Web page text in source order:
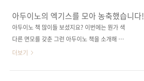
순서대로, 결과는 완제품-DIY의 순서로 나열하
여 진행하였습니다. 그 결과... 두구두구두구! 당
첨되신 분들 축하합니다! 배송을 위해서 정보를
아래 공간에 입력을 ..
제공해 주신 아두이노 호환 보드 키트를 추첨하
여 드릴 예정이니 많은 응모를 부탁합니다. # 응
모 기간 : 2014-05-21 ~ 2014-05-30 # 당첨
얼 업로더 (5명) DIY 조립용 호환 보드 + USB
to 시리얼 업로더 (5명)) # 당첨자 발표 : 6월 첫
아두이노의 엑기스를 모아 농축했습니다!
아두이노 책 많이들 보셨지요? 이번에는 뭔가 색
다른 면모를 갖춘 그런 아두이노 책을 소개해 드
리고자 합니다. 아두이노로 할 수 있는 거의 모든
더보기